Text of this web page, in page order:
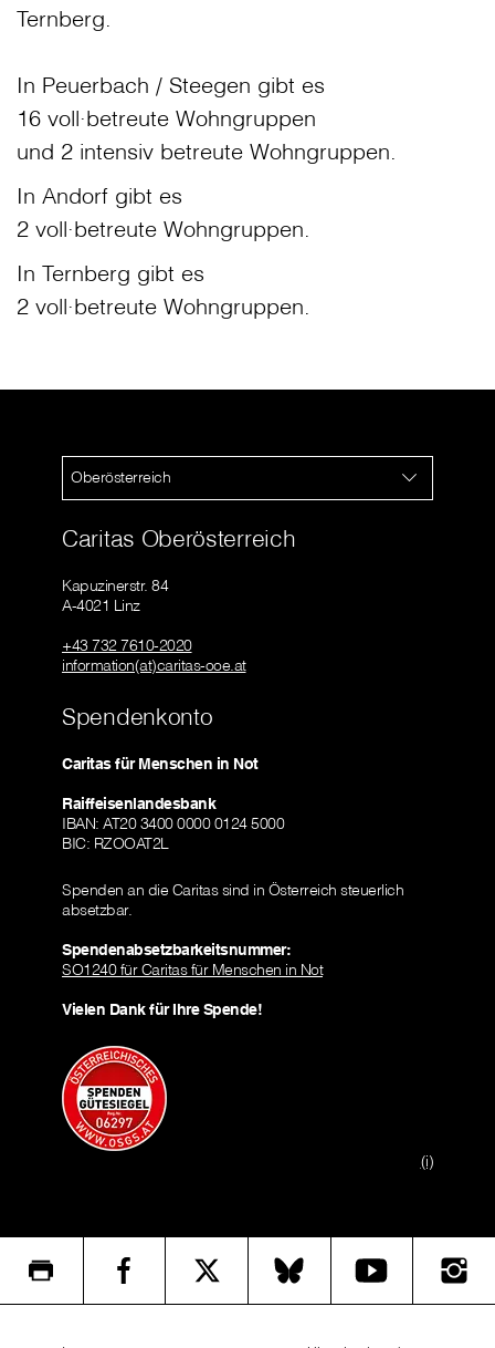
Ternberg.
In Peuerbach / Steegen gibt es
16 voll∙betreute Wohngruppen
und 2 intensiv betreute Wohngruppen.
In Andorf gibt es
2 voll∙betreute Wohngruppen.
In Ternberg gibt es
2 voll∙betreute Wohngruppen.
Oberösterreich
Caritas Oberösterreich
Kapuzinerstr. 84
A-4021 Linz
+43 732 7610-2020
information(at)caritas-ooe.at
Spendenkonto
Caritas für Menschen in Not
Raiffeisenlandesbank
IBAN: AT20 3400 0000 0124 5000
BIC: RZOOAT2L
Spenden an die Caritas sind in Österreich steuerlich
absetzbar.
Spendenabsetzbarkeitsnummer:
SO1240 für Caritas für Menschen in Not
Vielen Dank für Ihre Spende!
(i)